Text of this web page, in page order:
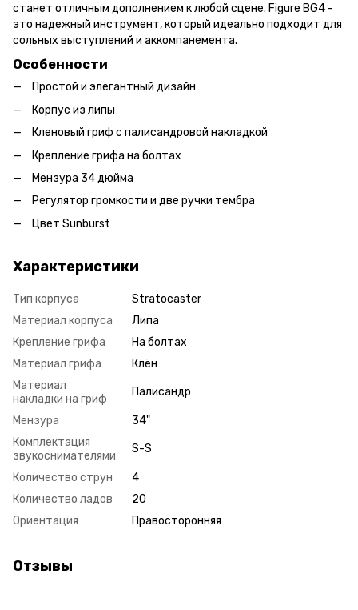
станет отличным дополнением к любой сцене. Figure BG4 -
это надежный инструмент, который идеально подходит для
сольных выступлений и аккомпанемента.
Особенности
Простой и элегантный дизайн
Корпус из липы
Кленовый гриф с палисандровой накладкой
Крепление грифа на болтах
Мензура 34 дюйма
Регулятор громкости и две ручки тембра
Цвет Sunburst
Характеристики
Тип корпуса
Stratocaster
Материал корпуса
Липа
Крепление грифа
На болтах
Материал грифа
Клён
Материал
накладки на гриф
Палисандр
Мензура
34"
Комплектация
звукоснимателями
S-S
Количество струн
4
Количество ладов
20
Ориентация
Правосторонняя
Отзывы